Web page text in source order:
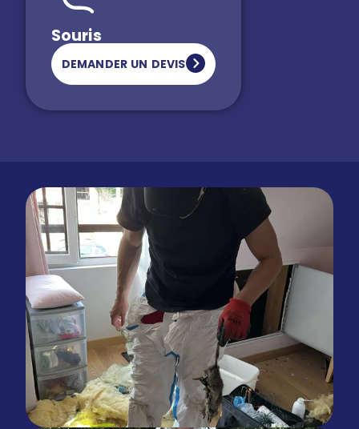
Souris
DEMANDER UN DEVIS